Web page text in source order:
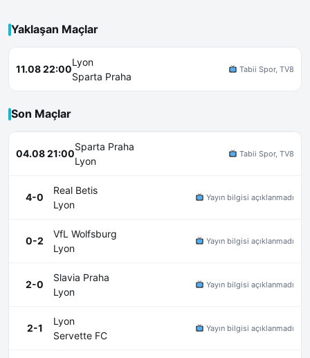
Yaklaşan Maçlar
11.08 22:00
Lyon
Sparta Praha
Tabii Spor, TV8
Son Maçlar
04.08 21:00
Sparta Praha
Lyon
Tabii Spor, TV8
4-0
Real Betis
Lyon
Yayın bilgisi açıklanmadı
0-2
VfL Wolfsburg
Lyon
Yayın bilgisi açıklanmadı
2-0
Slavia Praha
Lyon
Yayın bilgisi açıklanmadı
2-1
Lyon
Servette FC
Yayın bilgisi açıklanmadı